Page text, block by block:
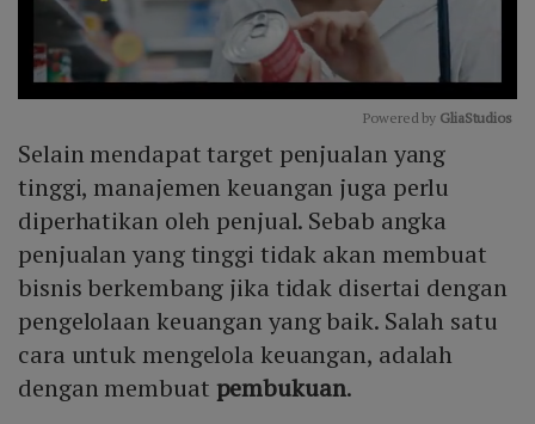
Mute
Powered by GliaStudios
Selain mendapat target penjualan yang
tinggi, manajemen keuangan juga perlu
diperhatikan oleh penjual. Sebab angka
penjualan yang tinggi tidak akan membuat
bisnis berkembang jika tidak disertai dengan
pengelolaan keuangan yang baik. Salah satu
cara untuk mengelola keuangan, adalah
dengan membuat pembukuan.